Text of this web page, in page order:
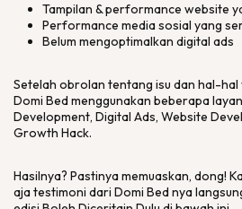
Tampilan &performance website
Performance media sosial yang
Belum mengoptimalkan digital ads
Setelah obrolan tentang isu dan hal-hal
Domi Bed menggunakan beberapa
Development, Digital Ads, Website
Growth Hack.
Hasilnya? Pastinya memuaskan, dong!
aja testimoni dari Domi Bed nya